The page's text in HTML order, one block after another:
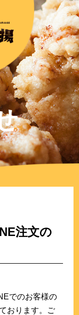
注文の
でのお客様の
おります。ご